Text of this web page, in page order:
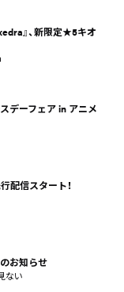
』、新限定★5キオ
デーフェア in アニメ
配信スタート！
お知らせ
ない